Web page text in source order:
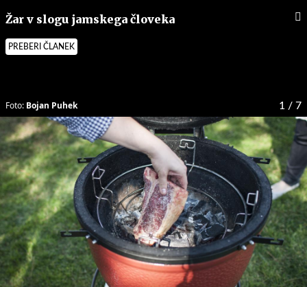
Žar v slogu jamskega človeka
PREBERI ČLANEK
1 / 7
Foto: Bojan Puhek